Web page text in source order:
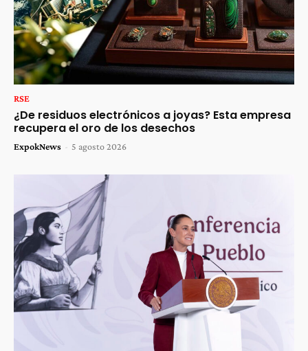
RSE
¿De residuos electrónicos a joyas? Esta empresa
recupera el oro de los desechos
ExpokNews - 5 agosto 2026